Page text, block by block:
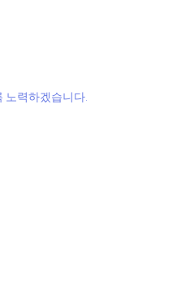
노력하겠습니다.